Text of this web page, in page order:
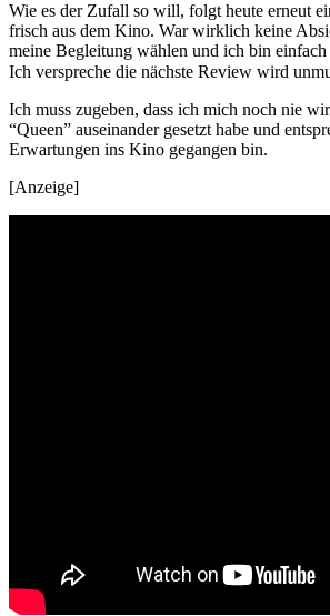
Wie es der Zufall so will, folgt heute erneut
frisch aus dem Kino. War wirklich keine
meine Begleitung wählen und ich bin
Ich verspreche die nächste Review wird
Ich muss zugeben, dass ich mich noch nie
“Queen” auseinander gesetzt habe und
Erwartungen ins Kino gegangen bin.
[Anzeige]